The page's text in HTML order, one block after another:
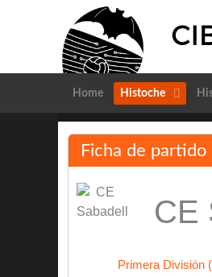
Home Histoche
Ficha de partido
CE
Primera División